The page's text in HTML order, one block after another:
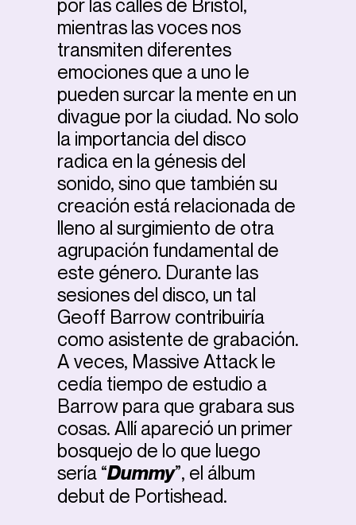
por las calles de Bristol,
mientras las voces nos
transmiten diferentes
emociones que a uno le
pueden surcar la mente en un
divague por la ciudad. No solo
la importancia del disco
radica en la génesis del
sonido, sino que también su
creación está relacionada de
lleno al surgimiento de otra
agrupación fundamental de
este género. Durante las
sesiones del disco, un tal
Geoff Barrow contribuiría
como asistente de grabación.
A veces, Massive Attack le
cedía tiempo de estudio a
Barrow para que grabara sus
cosas. Allí apareció un primer
bosquejo de lo que luego
sería “Dummy”, el álbum
debut de Portishead.